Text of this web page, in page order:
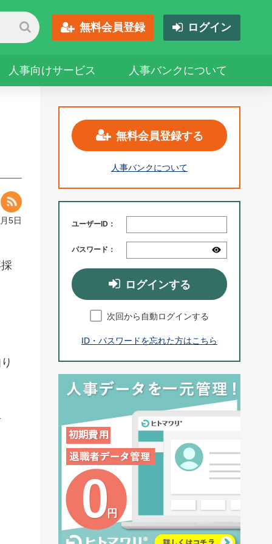
無料会員登録 ログイン
人事向けサービス 人事バンクについて
5日
無料会員登録する
人事バンクについて
ユーザーID：
パスワード：
ログインする
次回から自動ログインする
ID・パスワードを忘れた方はこちら